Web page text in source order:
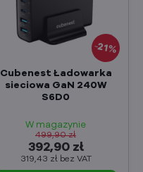
21%
Cubenest Ładowarka
sieciowa GaN 240W
S6D0
W magazynie
392,90 zł
319,43 zł bez VAT
499,90 zł